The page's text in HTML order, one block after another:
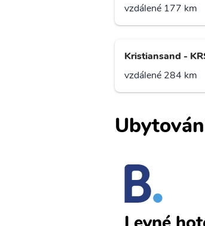
vzdálené 177 km
Kristiansand -
vzdálené 284 km